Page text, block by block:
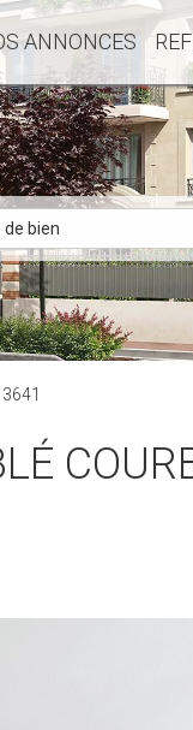
ANNONCES
de bien